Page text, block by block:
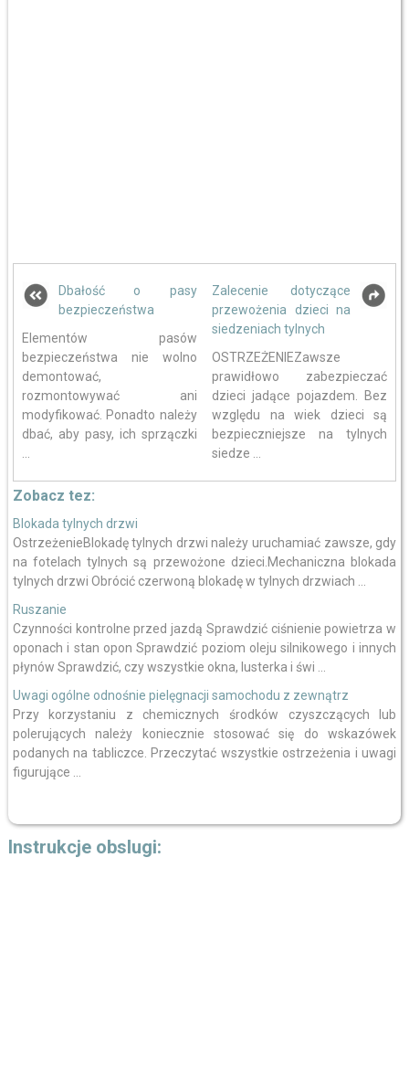
Dbałość o pasy
bezpieczeństwa
Elementów pasów
bezpieczeństwa nie wolno
demontować,
rozmontowywać ani
modyfikować. Ponadto należy
dbać, aby pasy, ich sprzączki
Zalecenie dotyczące
przewożenia dzieci na
siedzeniach tylnych
OSTRZEŻENIEZawsze
prawidłowo zabezpieczać
dzieci jadące pojazdem. Bez
względu na wiek dzieci są
bezpieczniejsze na tylnych
siedze ...
Zobacz tez:
Blokada tylnych drzwi
OstrzeżenieBlokadę tylnych drzwi należy uruchamiać zawsze, gdy
na fotelach tylnych są przewożone dzieci.Mechaniczna blokada
tylnych drzwi Obrócić czerwoną blokadę w tylnych drzwiach ...
Ruszanie
Czynności kontrolne przed jazdą Sprawdzić ciśnienie powietrza w
oponach i stan opon Sprawdzić poziom oleju silnikowego i innych
płynów Sprawdzić, czy wszystkie okna, lusterka i świ ...
Uwagi ogólne odnośnie pielęgnacji samochodu z zewnątrz
Przy korzystaniu z chemicznych środków czyszczących lub
polerujących należy koniecznie stosować się do wskazówek
podanych na tabliczce. Przeczytać wszystkie ostrzeżenia i uwagi
figurujące ...
Instrukcje obslugi: